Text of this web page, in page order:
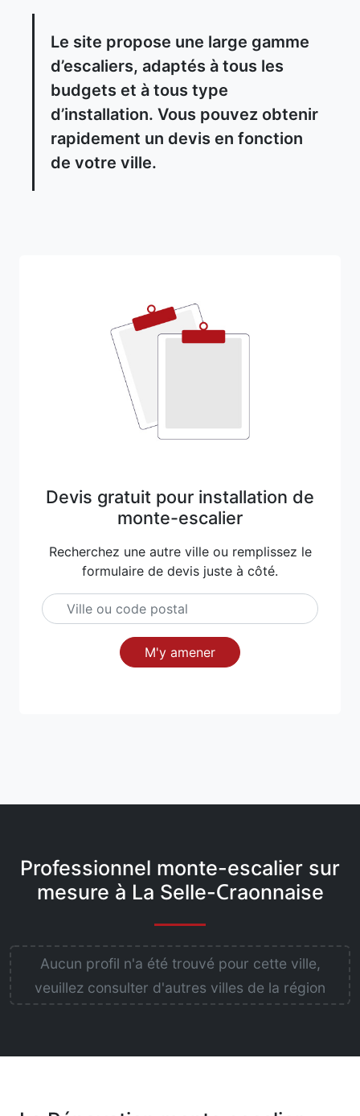
Le site propose une large gamme
d’escaliers, adaptés à tous les
budgets et à tous type
d’installation. Vous pouvez obtenir
rapidement un devis en fonction
de votre ville.
Devis gratuit pour installation de
monte-escalier
Recherchez une autre ville ou remplissez le
formulaire de devis juste à côté.
M'y amener
Professionnel monte-escalier sur
mesure à La Selle-Craonnaise
Aucun profil n'a été trouvé pour cette ville,
veuillez consulter d'autres villes de la région